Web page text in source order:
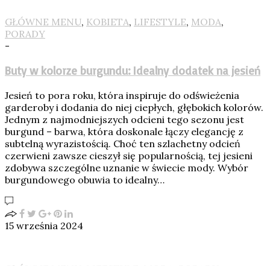
GŁÓWNE MENU, KOBIETA, LIFESTYLE, MODA,
PORADY
-
Buty w kolorze burgundu: Idealny dodatek na jesień
Jesień to pora roku, która inspiruje do odświeżenia
garderoby i dodania do niej ciepłych, głębokich kolorów.
Jednym z najmodniejszych odcieni tego sezonu jest
burgund – barwa, która doskonale łączy elegancję z
subtelną wyrazistością. Choć ten szlachetny odcień
czerwieni zawsze cieszył się popularnością, tej jesieni
zdobywa szczególne uznanie w świecie mody. Wybór
burgundowego obuwia to idealny…
15 września 2024